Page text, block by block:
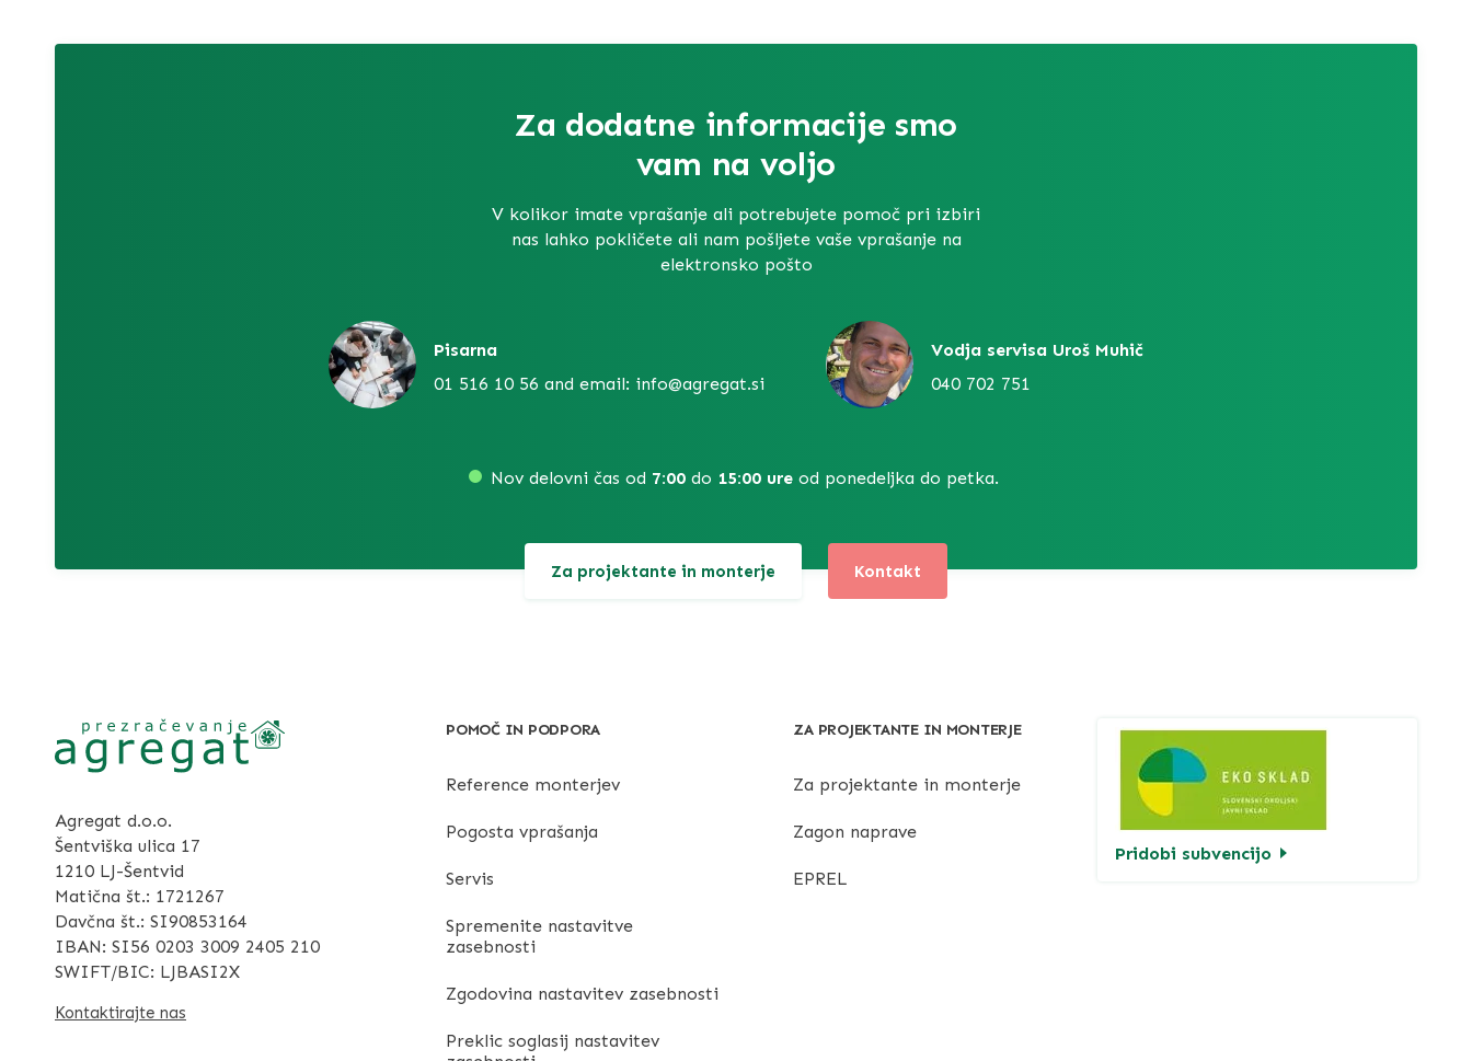
Za dodatne informacije smo
vam na voljo
V kolikor imate vprašanje ali potrebujete pomoč pri izbiri
nas lahko pokličete ali nam pošljete vaše vprašanje na
elektronsko pošto
Pisarna
01 516 10 56 and email: info@agregat.si
Vodja servisa Uroš Muhič
040 702 751
Nov delovni čas od 7:00 do 15:00 ure od ponedeljka do petka.
Za projektante in monterje Kontakt
Agregat d.o.o.
Šentviška ulica 17
1210 LJ-Šentvid
Matična št.: 1721267
Davčna št.: SI90853164
IBAN: SI56 0203 3009 2405 210
SWIFT/BIC: LJBASI2X
Kontaktirajte nas
POMOČ IN PODPORA
Reference monterjev
Pogosta vprašanja
Servis
Spremenite nastavitve
zasebnosti
Zgodovina nastavitev zasebnosti
Preklic soglasij nastavitev
ZA PROJEKTANTE IN MONTERJE
Za projektante in monterje
Zagon naprave
EPREL
Pridobi subvencijo